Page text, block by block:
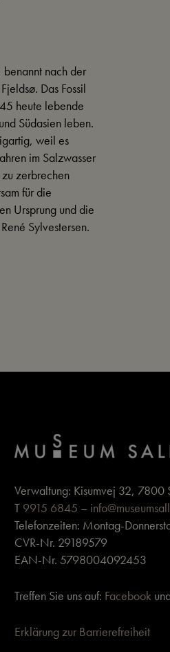
benannt nach der
Das Fossil
heute lebende
Südasien leben.
weil es
im Salzwasser
zerbrechen
für die
Ursprung und die
Sylvestersen.
Verwaltung: Kisumvej 32, 7800
T 9915 6845 –
Telefonzeiten: Montag-
CVR-Nr. 29189579
EAN-Nr. 5798004092453
Treffen Sie uns auf: Facebook
Erklärung zur Barrierefreiheit